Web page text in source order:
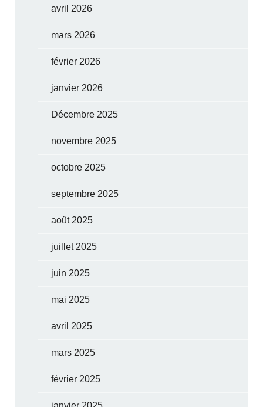
avril 2026
mars 2026
février 2026
janvier 2026
Décembre 2025
novembre 2025
octobre 2025
septembre 2025
août 2025
juillet 2025
juin 2025
mai 2025
avril 2025
mars 2025
février 2025